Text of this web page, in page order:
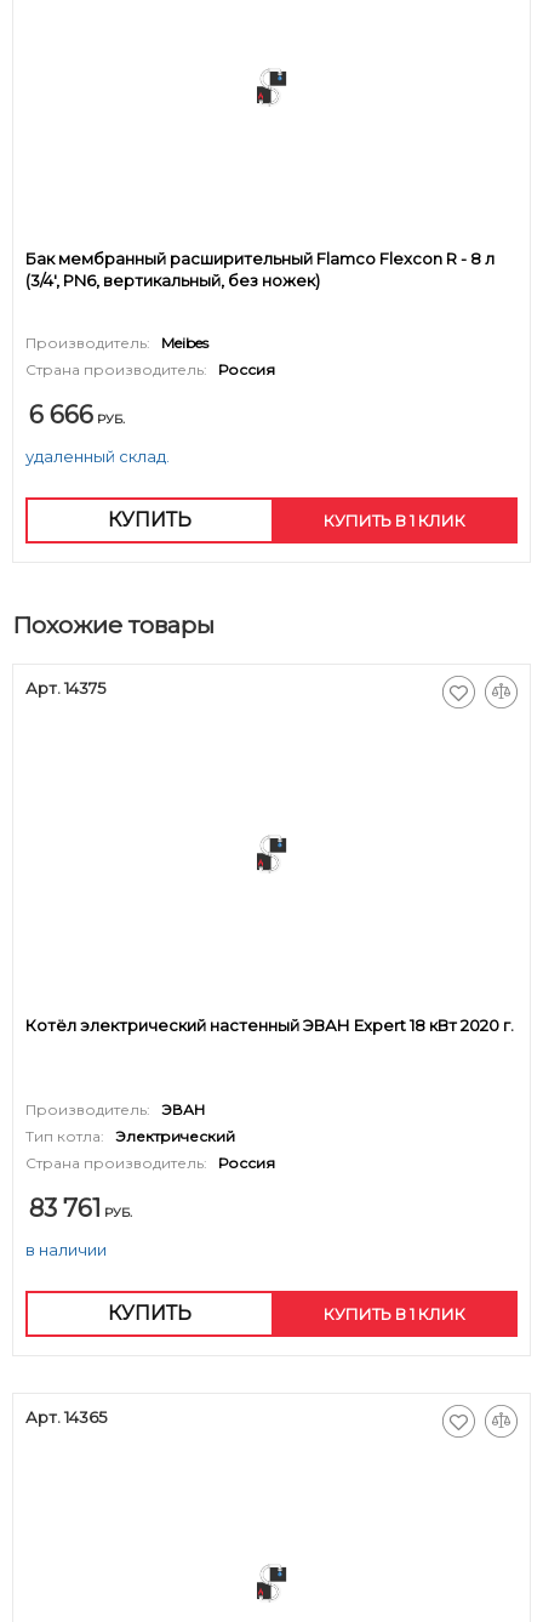
Бак мембранный расширительный Flamco Flexcon R - 8 л
(3/4', PN6, вертикальный, без ножек)
Производитель:
Meibes
Страна производитель:
Россия
6 666 РУБ.
удаленный склад.
КУПИТЬ КУПИТЬ В 1 КЛИК
Похожие товары
Арт. 14375
Котёл электрический настенный ЭВАН Expert 18 кВт 2020 г.
Производитель:
ЭВАН
Тип котла:
Электрический
Страна производитель:
Россия
83 761 РУБ.
в наличии
КУПИТЬ КУПИТЬ В 1 КЛИК
Арт. 14365